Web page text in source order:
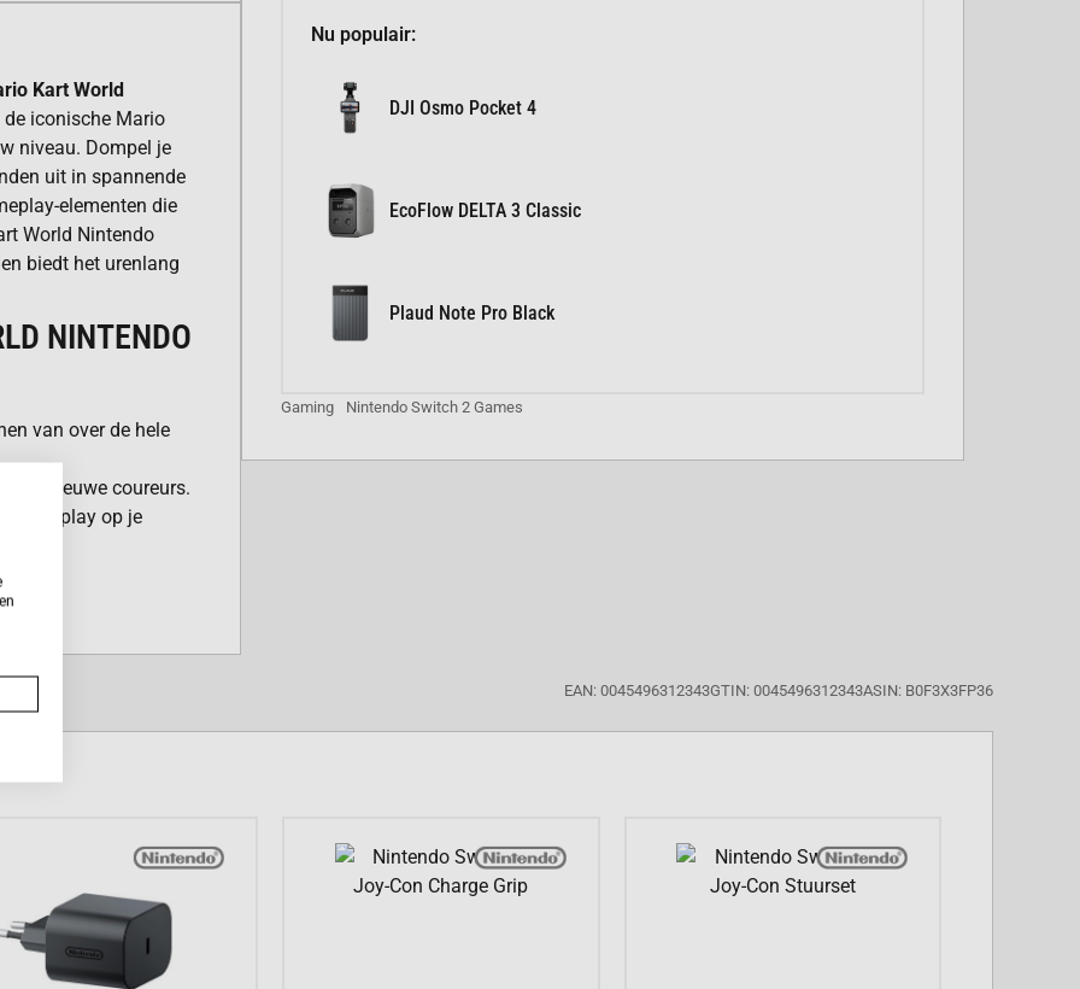
Kart World
iconische Mario
niveau. Dompel je
uit in spannende
elementen die
World Nintendo
biedt het urenlang
NINTENDO
van over de hele
nieuwe coureurs.
gameplay op je
onderdelen.
en uitdagende
een wereldtour. Je
metropolen tot
ontworpen.
Nu populair:
DJI Osmo Pocket 4
EcoFlow DELTA 3 Classic
Plaud Note Pro Black
Gaming Nintendo Switch 2 Games
EAN: 0045496312343GTIN: 0045496312343ASIN: B0F3X3FP36